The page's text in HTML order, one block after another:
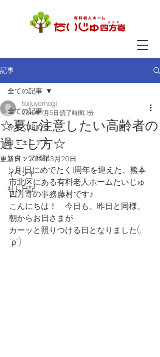
記事
全ての記事
今すぐ始める
コミュニティ
スタッフ日記
イベント
社長日記
全ての記事
☆夏に注意したい高齢者の
過ごし方☆
taijuyomogi
2016年7月5日 読了時間: 1分
更新日：2019年3月20日
5月1日にめでたく1周年を迎えた、熊本
市北区にある有料老人ホームたいじゅ
四方寄の事務:藤村です♪
こんにちは！　今日も、昨日と同様、
朝からお日さまが
カーッと照りつける日となりました(;
´ρ`)